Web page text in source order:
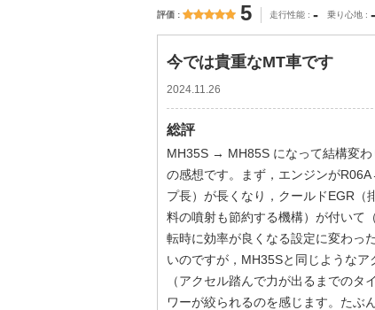
評価 5 走行性能 - 乗り心地 -
今では貴重なMT車です
2024.11.26
総評
MH35S → MH85S になって結構変
の感想です。まず，エンジンが
プ長）が長くなり，クールドEGR（
料の噴射も節約する機構）が付いて
転時に効率が良くなる設定に変わっ
いのですが，MH35Sと同じような
（アクセル踏んで力が出るまでの
ワーが絞られるのを感じます。たぶ